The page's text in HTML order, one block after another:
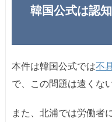
韓国公式は認
本件は韓国公式では不
で、この問題は遠くな
また、北浦では労働者